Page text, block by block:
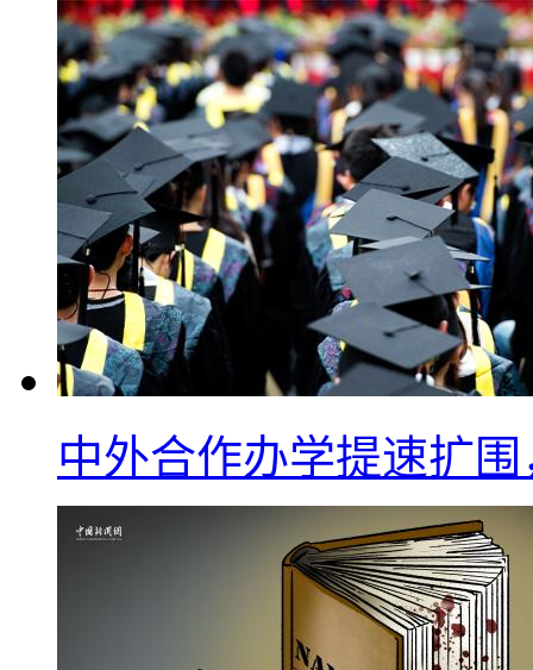
中外合作办学提速扩